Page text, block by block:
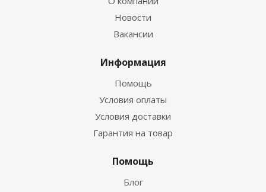
Новости
Вакансии
Информация
Помощь
Условия оплаты
Условия доставки
Гарантия на товар
Помощь
Блог